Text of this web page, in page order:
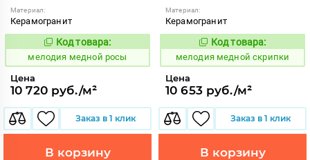
Материал:
Керамогранит
959957
Код товара:
мелодия медной росы
Цена
10 720 руб./м²
Заказ в 1 клик
В корзину
Материал:
Керамогранит
959967
Код товара:
мелодия медной скрипки
Цена
10 653 руб./м²
Заказ в 1 клик
В корзину